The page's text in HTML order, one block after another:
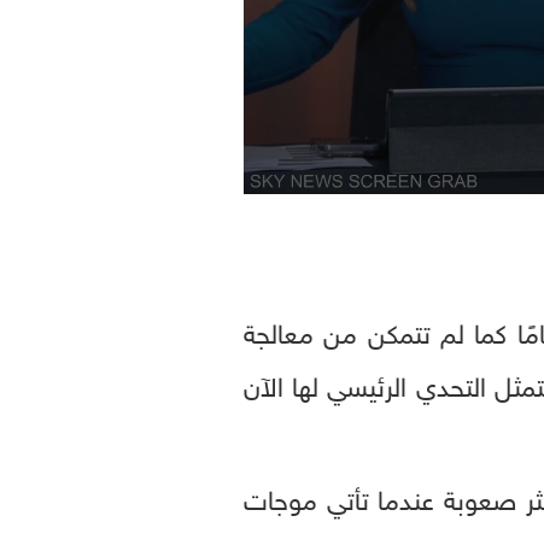
كما لم تتمكن من معالجة
التحدي الرئيسي لها الآن
صعوبة عندما تأتي موجات